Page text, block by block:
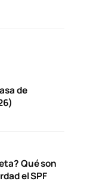
de
Qué son
el SPF